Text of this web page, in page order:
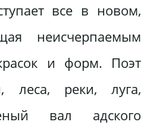
все в новом,
неисчерпаемым
и форм. Поэт
леса, реки, луга,
вал адского